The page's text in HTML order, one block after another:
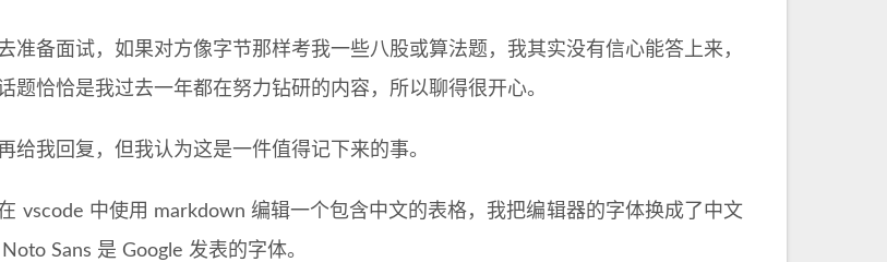
准备面试，如果对方像字节那样考我一些八股或算法题，我其实没有信心能答上来，
题恰恰是我过去一年都在努力钻研的内容，所以聊得很开心。
给我回复，但我认为这是一件值得记下来的事。
vscode 中使用 markdown 编辑一个包含中文的表格，我把编辑器的字体换成了中文
Sans 是 Google 发表的字体。